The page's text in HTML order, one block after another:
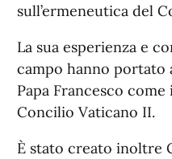
sull’ermeneutica del
La sua esperienza e
campo hanno portato
Papa Francesco
Concilio Vaticano II.
È stato creato inoltre